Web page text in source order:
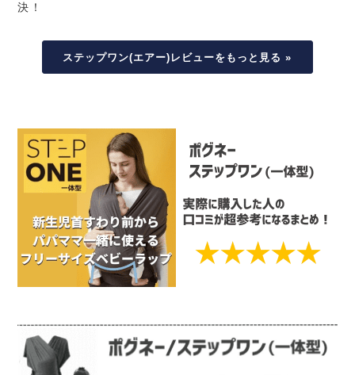
決！
ステップワン(エアー)レビューをもっと見る »